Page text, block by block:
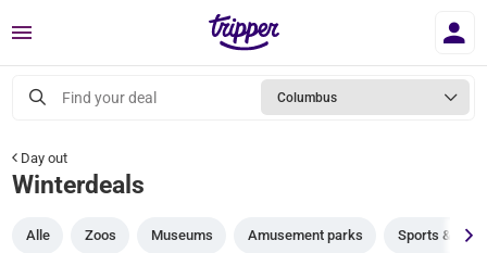
Menu
Find your deal Columbus
Day out
Winterdeals
Alle Zoos Museums Amusement parks Sports &